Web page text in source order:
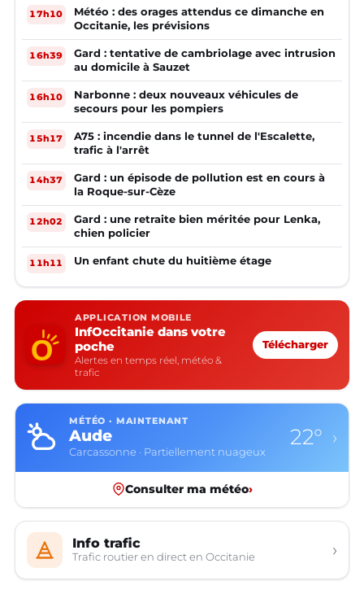
17h10
Météo : des orages attendus ce dimanche en
Occitanie, les prévisions
16h39
Gard : tentative de cambriolage avec intrusion
au domicile à Sauzet
16h10
Narbonne : deux nouveaux véhicules de
secours pour les pompiers
15h17
A75 : incendie dans le tunnel de l'Escalette,
trafic à l'arrêt
14h37
Gard : un épisode de pollution est en cours à
la Roque-sur-Cèze
12h02
Gard : une retraite bien méritée pour Lenka,
chien policier
11h11 Un enfant chute du huitième étage
APPLICATION MOBILE
InfOccitanie dans votre
poche
Alertes en temps réel, météo &
trafic
Télécharger
MÉTÉO · MAINTENANT
Aude
Carcassonne · Partiellement nuageux
22° ›
Consulter ma météo›
Info trafic
Trafic routier en direct en Occitanie ›